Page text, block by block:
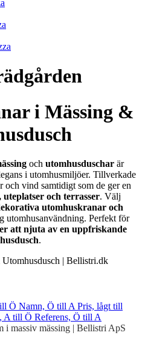
i Mässing &
och utomhusduscharär
i utomhusmiljöer. Tillverkade
och vind samtidigt som de ger en
och terrasser. Välj
utomhuskranar och
utomhusanvändning. Perfekt för
att njuta av en uppfriskande
.
Ö Namn, Ö till A Pris, lågt till
A till Ö Referens, Ö till A